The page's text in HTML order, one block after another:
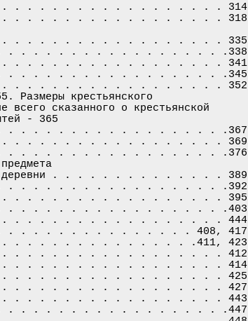
. . . . . . . . . . . . . . . . . 314
. . . . . . . . . . . . . . . . . . . 318
. . . . . . . . . . . . . . . . . 335
. . . . . . . . . . . . . . . . . . . .338
. . . . . . . . . . . . . . . . . 341
. . . . . . . . . . . . . . . . . . . .345
. . . . . . . . . . . . . . . . . 352
Размеры крестьянского
всего сказанного о крестьянской
- 365
. . . . . . . . . . . . . . . . . . . .367
. . . . . . . . . . . . . . . . . . . . 369
сохах . . . . . . . . . . . . . . . . . . .376
деревни . . . . . . . . . . . . . . 389
. . . . . . . . . . . . . . . . . . . .392
. . . . . . . . . . . . . . . . . . . . 395
. . . . . . . . . . . . . . . . . . .403
. . . . . . . . . . . . . . . . . . . . . 444
. . . . . . . . . . . . . . . . . 408, 417
. . . . . . . . . . . . . . . . .411, 423
. . . . . . . . . . . . . . . . . . . 412
. . . . . . . . . . . . . . . . . . . . . 414
. . . . . . . . . . . . . . . . . . . . 425
. . . . . . . . . . . . . . . . . . . . . 427
. . . . . . . . . . . . . . . . . . . . 443
. . . . . . . . . . . . . . . . . . . . .447